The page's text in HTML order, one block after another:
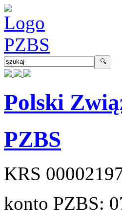
Polski
PZBS
KRS
konto PZBS: